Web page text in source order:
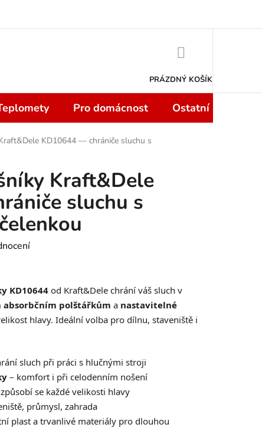
do 14 dní
PRÁZDNÝ KOŠÍK
Pro domácnost Ostatní
KD10644 — chrániče sluchu s
Kraft&Dele
sluchu s
KD10644 od Kraft&Dele chrání váš sluch v
absorbčním polštářkům a nastavitelné
hlavy. Ideální volba pro dílnu, staveniště i
sluch při práci s hlučnými stroji
– komfort i při celodenním nošení
se každé velikosti hlavy
průmysl, zahrada
plast a trvanlivé materiály pro dlouhou